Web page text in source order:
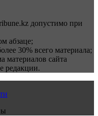
допустимо при
абзаце;
30% всего материала;
материалов сайта
редакции.